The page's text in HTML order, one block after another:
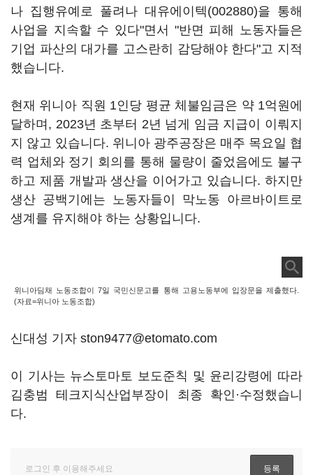
나 집행유예로 풀려나 대유에이텍(002880)을 통해
사업을 지속할 수 있다"면서 "반면 피해 노동자들은
기업 파산의 대가를 고스란히 감당해야 한다"고 지적
했습니다.
현재 위니아 직원 1인당 평균 체불임금은 약 1억원에
달하며, 2023년 초부터 2년 넘게 임금 지급이 이뤄지
지 않고 있습니다. 위니아 광주공장은 매주 목요일 협
력 업체와 정기 회의를 통해 물량이 줄었음에도 불구
하고 제품 개발과 생산을 이어가고 있습니다. 하지만
생산 공백기에는 노동자들이 막노동 아르바이트로
생계를 유지해야 하는 상황입니다.
위니아딤채 노동조합이 7일 국민신문고를 통해 고용노동부에 입장문을 제출했다.
(자료=위니아 노동조합)
신대성 기자 ston9477@etomato.com
이 기사는 뉴스토마토 보도준칙 및 윤리강령에 따라
김충범 테크지식산업부장이 최종 확인·수정했습니
다.